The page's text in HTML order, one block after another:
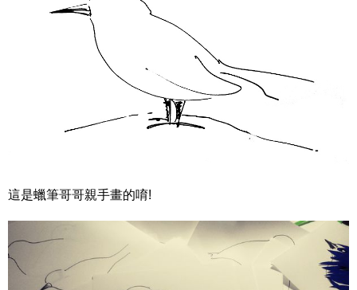
這是蠟筆哥哥親手畫的唷!